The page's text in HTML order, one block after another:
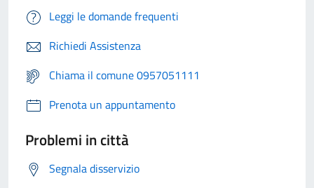
Leggi le domande frequenti
Richiedi Assistenza
Chiama il comune 0957051111
Prenota un appuntamento
Problemi in città
Segnala disservizio